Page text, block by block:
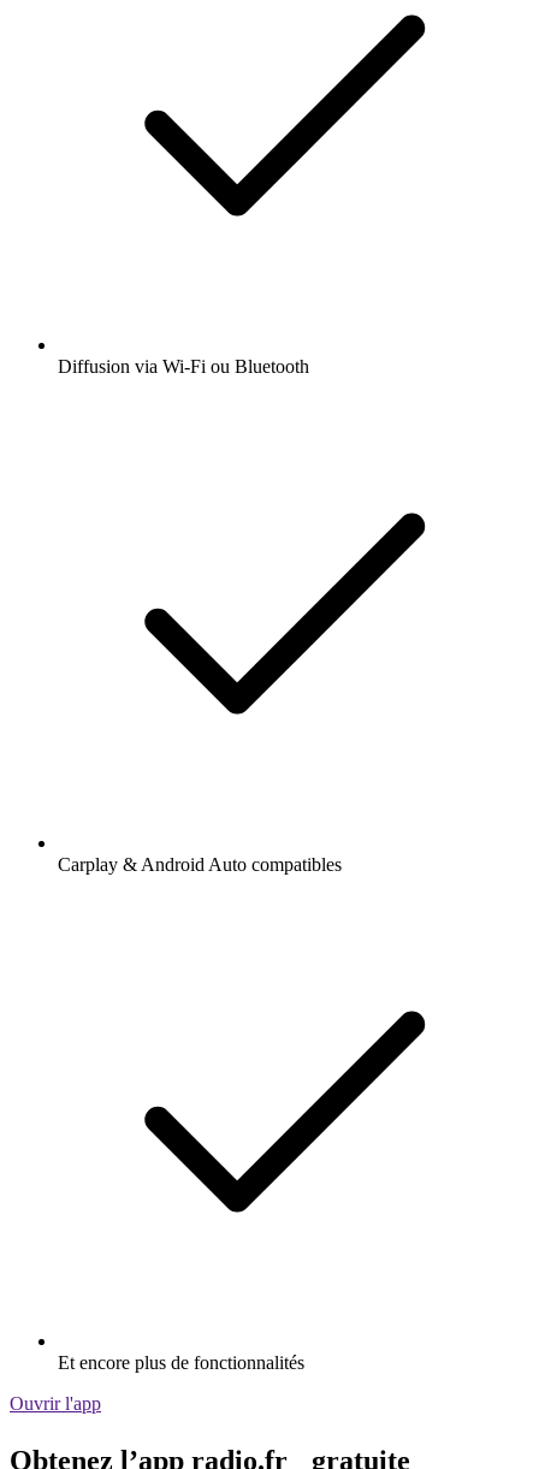
Diffusion via Wi-Fi ou Bluetooth
Carplay & Android Auto compatibles
Et encore plus de fonctionnalités
Ouvrir l'app
Obtenez l’app radio.fr gratuite